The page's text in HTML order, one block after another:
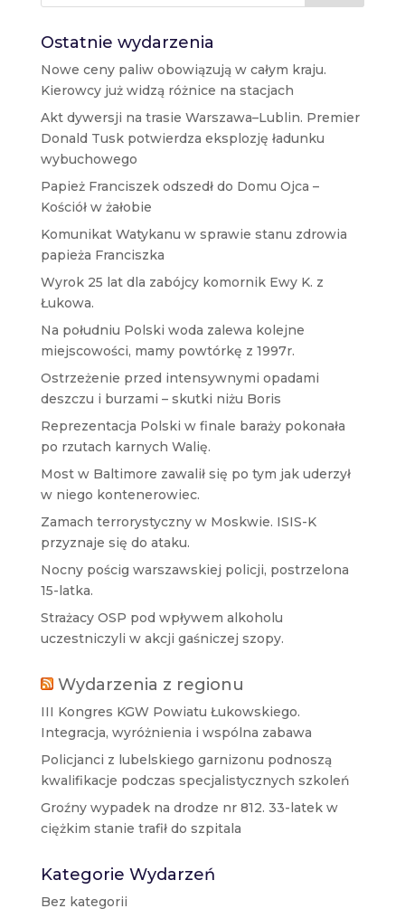
Ostatnie wydarzenia
Nowe ceny paliw obowiązują w całym kraju.
Kierowcy już widzą różnice na stacjach
Akt dywersji na trasie Warszawa–Lublin. Premier
Donald Tusk potwierdza eksplozję ładunku
wybuchowego
Papież Franciszek odszedł do Domu Ojca –
Kościół w żałobie
Komunikat Watykanu w sprawie stanu zdrowia
papieża Franciszka
Wyrok 25 lat dla zabójcy komornik Ewy K. z
Łukowa.
Na południu Polski woda zalewa kolejne
miejscowości, mamy powtórkę z 1997r.
Ostrzeżenie przed intensywnymi opadami
deszczu i burzami – skutki niżu Boris
Reprezentacja Polski w finale baraży pokonała
po rzutach karnych Walię.
Most w Baltimore zawalił się po tym jak uderzył
w niego kontenerowiec.
Zamach terrorystyczny w Moskwie. ISIS-K
przyznaje się do ataku.
Nocny pościg warszawskiej policji, postrzelona
15-latka.
Strażacy OSP pod wpływem alkoholu
uczestniczyli w akcji gaśniczej szopy.
Wydarzenia z regionu
III Kongres KGW Powiatu Łukowskiego.
Integracja, wyróżnienia i wspólna zabawa
Policjanci z lubelskiego garnizonu podnoszą
kwalifikacje podczas specjalistycznych szkoleń
Groźny wypadek na drodze nr 812. 33-latek w
ciężkim stanie trafił do szpitala
Kategorie Wydarzeń
Bez kategorii